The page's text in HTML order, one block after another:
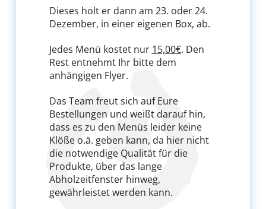
Dieses holt er dann am 23. oder 24.
Dezember, in einer eigenen Box, ab.
Jedes Menü kostet nur 15,00€. Den
Rest entnehmt Ihr bitte dem
anhängigen Flyer.
Das Team freut sich auf Eure
Bestellungen und weißt darauf hin,
dass es zu den Menüs leider keine
Klöße o.ä. geben kann, da hier nicht
die notwendige Qualität für die
Produkte, über das lange
Abholzeitfenster hinweg,
gewährleistet werden kann.